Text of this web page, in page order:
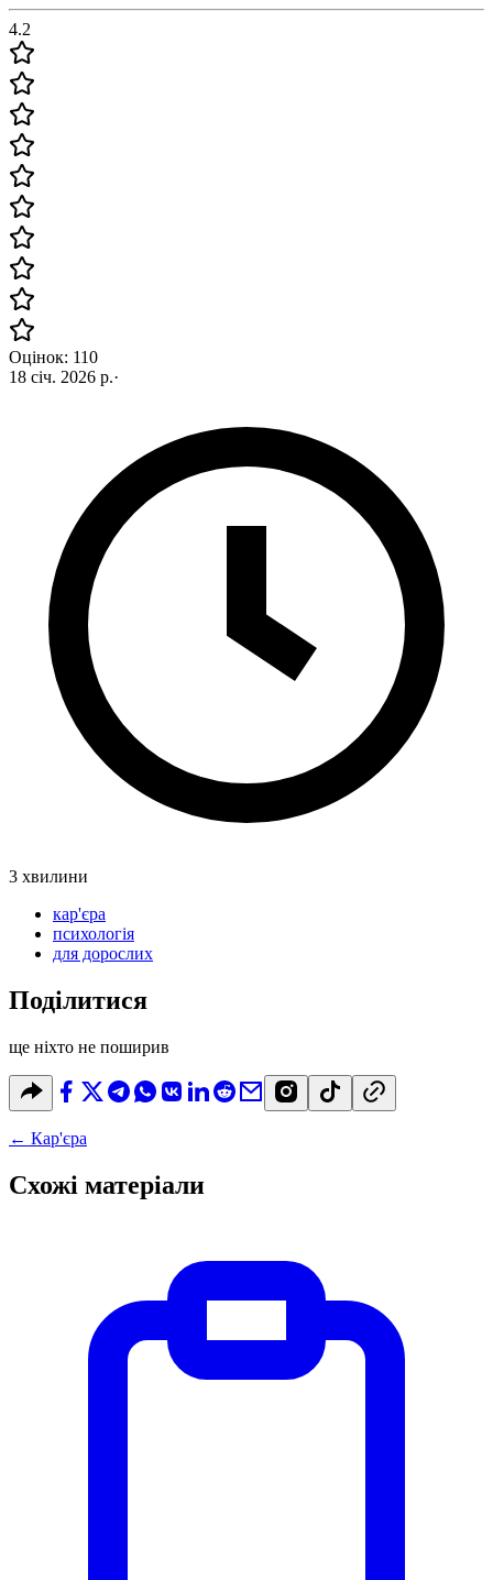
4.2
Оцінок: 110
18 січ. 2026 р.·
3 хвилини
кар'єра
психологія
для дорослих
Поділитися
ще ніхто не поширив
← Кар'єра
Схожі матеріали